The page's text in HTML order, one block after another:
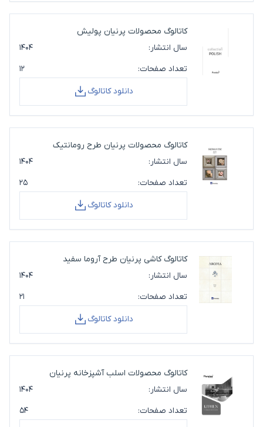
کاتالوگ محصولات پرنیان پولیش
سال انتشار:
۱۴۰۴
تعداد صفحات:
۱۲
دانلود کاتالوگ
کاتالوگ محصولات پرنیان طرح رومانتیک
سال انتشار:
۱۴۰۴
تعداد صفحات:
۲۵
دانلود کاتالوگ
کاتالوگ کاشی پرنیان طرح آروما سفید
سال انتشار:
۱۴۰۴
تعداد صفحات:
۲۱
دانلود کاتالوگ
کاتالوگ محصولات اسلب آشپزخانه پرنیان
سال انتشار:
۱۴۰۴
تعداد صفحات:
۵۴